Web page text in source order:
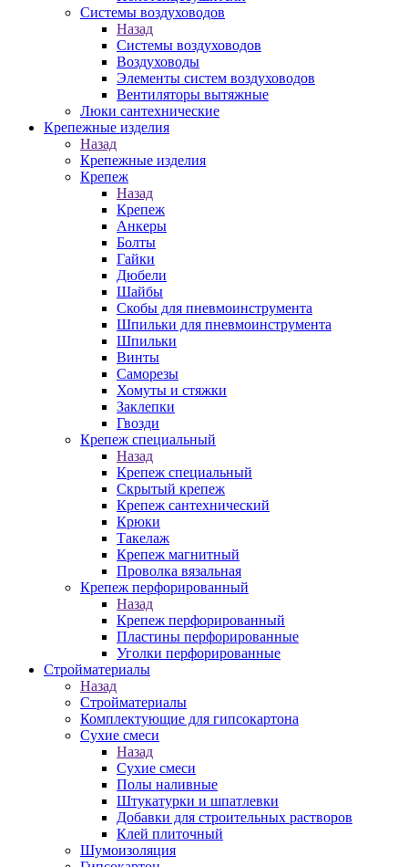
Системы воздуховодов
Назад
Системы воздуховодов
Воздуховоды
Элементы систем воздуховодов
Вентиляторы вытяжные
Люки сантехнические
Крепежные изделия
Назад
Крепежные изделия
Крепеж
Назад
Крепеж
Анкеры
Болты
Гайки
Дюбели
Шайбы
Скобы для пневмоинструмента
Шпильки для пневмоинструмента
Шпильки
Винты
Саморезы
Хомуты и стяжки
Заклепки
Гвозди
Крепеж специальный
Назад
Крепеж специальный
Скрытый крепеж
Крепеж сантехнический
Крюки
Такелаж
Крепеж магнитный
Проволка вязальная
Крепеж перфорированный
Назад
Крепеж перфорированный
Пластины перфорированные
Уголки перфорированные
Стройматериалы
Назад
Стройматериалы
Комплектующие для гипсокартона
Сухие смеси
Назад
Сухие смеси
Полы наливные
Штукатурки и шпатлевки
Добавки для строительных растворов
Клей плиточный
Шумоизоляция